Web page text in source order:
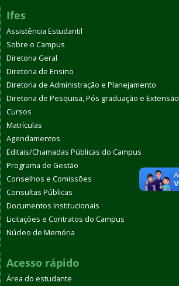
Ifes
Assistência Estudantil
Sobre o Campus
Diretoria Geral
Diretoria de Ensino
Diretoria de Administração e Planejamento
Diretoria de Pesquisa, Pós graduação e Extensão
Cursos
Matrículas
Agendamentos
Editais/Chamadas Públicas do Campus
Programa de Gestão
Conselhos e Comissões
Consultas Públicas
Documentos Institucionais
Licitações e Contratos do Campus
Núcleo de Memória
Acesso rápido
Área do estudante